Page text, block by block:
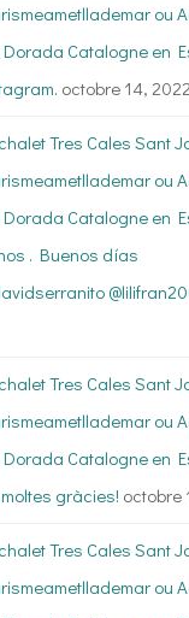
ou
Catalogne en
octobre 14, 2022
Tres Cales Sant
ou
Catalogne en
. Buenos días
Tres Cales Sant
ou
Catalogne en
gràcies! octobre
Tres Cales Sant
ou